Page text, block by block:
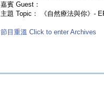
嘉賓 Guest：
主題 Topic： 《自然療法與你》-
節目重溫 Click to enter Archives